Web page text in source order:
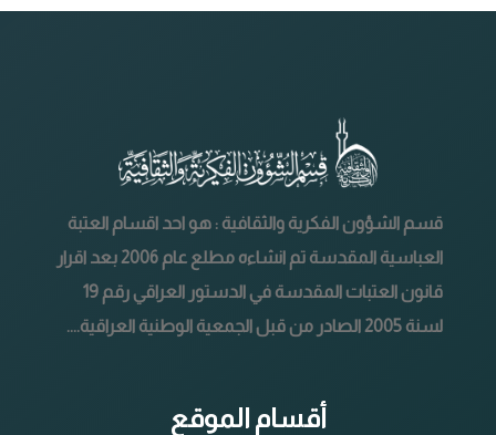
قسم الشؤون الفكرية والثقافية : هو احد اقسام العتبة
العباسية المقدسة تم انشاءه مطلع عام 2006 بعد اقرار
قانون العتبات المقدسة في الدستور العراقي رقم 19
لسنة 2005 الصادر من قبل الجمعية الوطنية العراقية....
أقسام الموقع